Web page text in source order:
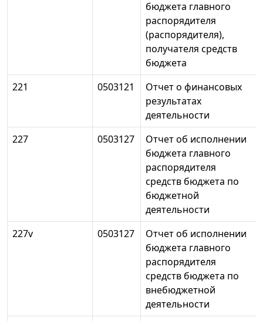
бюджета главного
распорядителя
(распорядителя),
получателя средств
бюджета
221
0503121
Отчет о финансовых
результатах
деятельности
227
0503127
Отчет об исполнении
бюджета главного
распорядителя
средств бюджета по
бюджетной
деятельности
227v
0503127
Отчет об исполнении
бюджета главного
распорядителя
средств бюджета по
внебюджетной
деятельности